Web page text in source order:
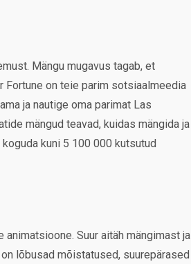
Mängu mugavus tagab, et
on teie parim sotsiaalmeedia
ja nautige oma parimat Las
mängud teavad, kuidas mängida ja
kuni 5 100 000 kutsutud
Suur aitäh mängimast ja
lõbusad mõistatused, suurepärased